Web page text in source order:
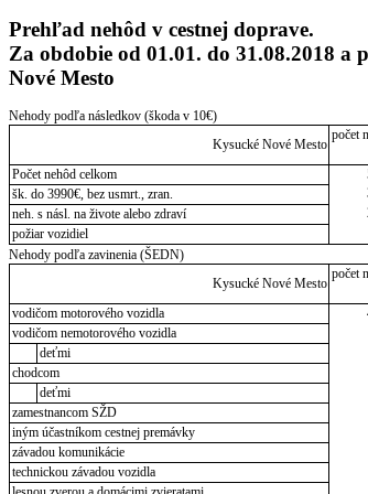
Prehľad nehôd v cestnej doprave.
Za obdobie od 01.01. do 31.08.2018
Nové Mesto
Nehody podľa následkov (škoda v 10€)
Kysucké Nové Mesto
počet
Počet nehôd celkom
šk. do 3990€, bez usmrt., zran.
neh. s násl. na živote alebo zdraví
požiar vozidiel
Nehody podľa zavinenia (ŠEDN)
Kysucké Nové Mesto
počet
vodičom motorového vozidla
vodičom nemotorového vozidla
deťmi
chodcom
deťmi
zamestnancom SŽD
iným účastníkom cestnej premávky
závadou komunikácie
technickou závadou vozidla